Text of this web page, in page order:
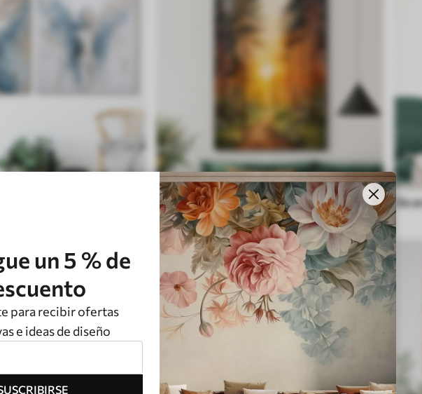
un 5 % de
para recibir ofertas
e ideas de diseño
Naturaleza bosque De